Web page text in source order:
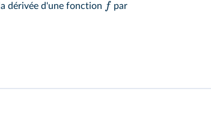
dérivée d'une fonction f par